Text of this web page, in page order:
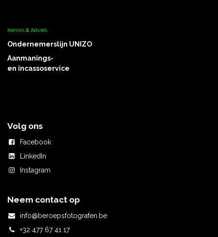
Kennis & Advies
Ondernemerslijn UNIZO
Aanmanings-
en incassoservice
Volg ons
Facebook
LinkedIn
Instagram
Neem contact op
info@beroepsfotografen.be
+32 477 67 41 17